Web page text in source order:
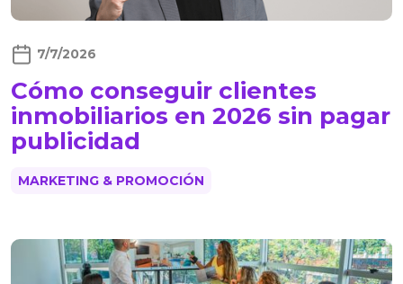
7/7/2026
Cómo conseguir clientes
inmobiliarios en 2026 sin pagar
publicidad
MARKETING & PROMOCIÓN